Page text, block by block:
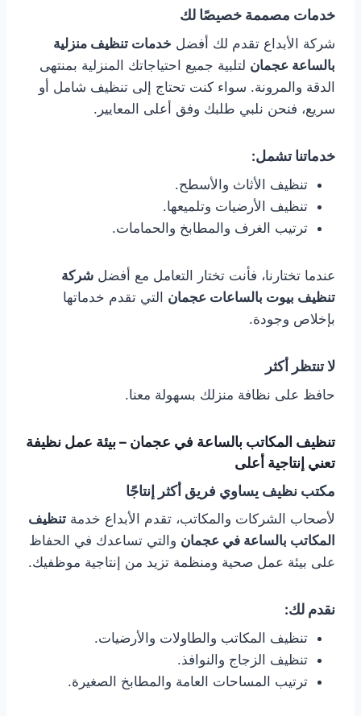
خدمات مصممة خصيصًا لك
شركة الأبداع تقدم لك أفضل خدمات تنظيف منزلية
بالساعة عجمان لتلبية جميع احتياجاتك المنزلية بمنتهى
الدقة والمرونة. سواء كنت تحتاج إلى تنظيف شامل أو
سريع، فنحن نلبي طلبك وفق أعلى المعايير.
خدماتنا تشمل:
تنظيف الأثاث والأسطح.
تنظيف الأرضيات وتلميعها.
ترتيب الغرف والمطابخ والحمامات.
عندما تختارنا، فأنت تختار التعامل مع أفضل شركة
تنظيف بيوت بالساعات عجمان التي تقدم خدماتها
بإخلاص وجودة.
لا تنتظر أكثر
حافظ على نظافة منزلك بسهولة معنا.
تنظيف المكاتب بالساعة في عجمان – بيئة عمل نظيفة
تعني إنتاجية أعلى
مكتب نظيف يساوي فريق أكثر إنتاجًا
لأصحاب الشركات والمكاتب، تقدم الأبداع خدمة تنظيف
المكاتب بالساعة في عجمان والتي تساعدك في الحفاظ
على بيئة عمل صحية ومنظمة تزيد من إنتاجية موظفيك.
نقدم لك:
تنظيف المكاتب والطاولات والأرضيات.
تنظيف الزجاج والنوافذ.
ترتيب المساحات العامة والمطابخ الصغيرة.